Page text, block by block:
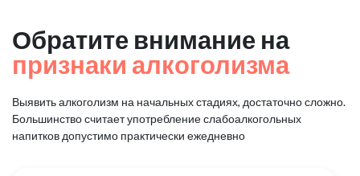
Обратите внимание на
признаки алкоголизма
Выявить алкоголизм на начальных стадиях, достаточно сложно.
Большинство считает употребление слабоалкогольных
напитков допустимо практически ежедневно